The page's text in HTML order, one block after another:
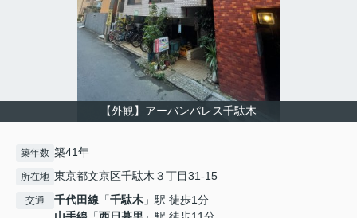
【外観】アーバンパレス千駄木
築年数 築41年
所在地 東京都文京区千駄木３丁目31-15
交通 千代田線 「千駄木 」駅 徒歩1分